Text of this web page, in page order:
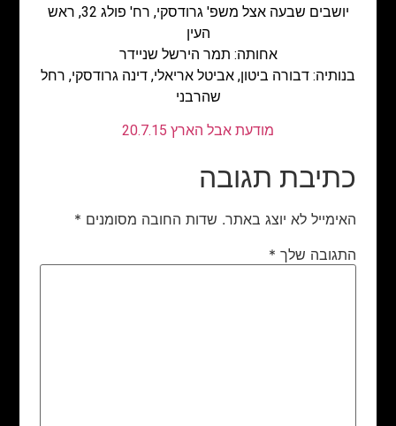
יושבים שבעה אצל משפ' גרודסקי, רח' פולג 32, ראש
העין
אחותה: תמר הירשל שניידר
בנותיה: דבורה ביטון, אביטל אריאלי, דינה גרודסקי, רחל
שהרבני
מודעת אבל הארץ 20.7.15
כתיבת תגובה
האימייל לא יוצג באתר. שדות החובה מסומנים *
התגובה שלך *